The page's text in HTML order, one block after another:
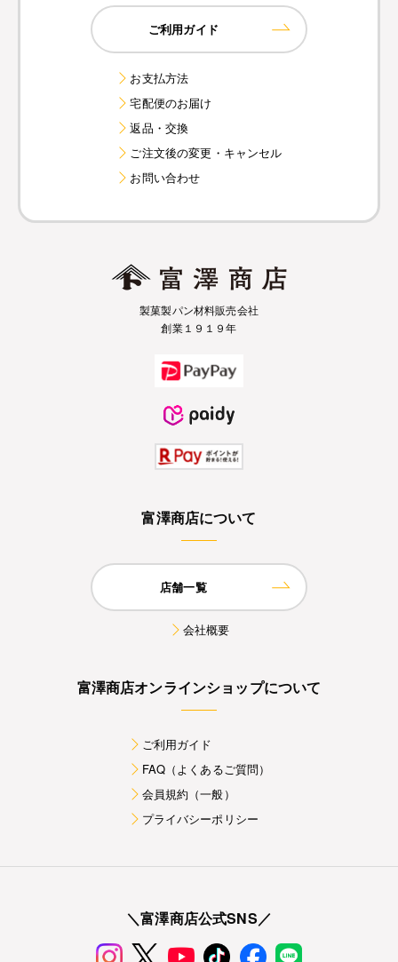
ご利用ガイド
お支払方法
宅配便のお届け
返品・交換
ご注文後の変更・キャンセル
お問い合わせ
製菓製パン材料販売会社
創業１９１９年
富澤商店について
店舗一覧
会社概要
富澤商店オンラインショップについて
ご利用ガイド
FAQ（よくあるご質問）
会員規約（一般）
プライバシーポリシー
＼富澤商店公式SNS／